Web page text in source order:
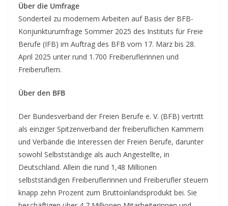
Über die Umfrage
Sonderteil zu modernem Arbeiten auf Basis der BFB-
Konjunkturumfrage Sommer 2025 des Instituts für Freie
Berufe (IFB) im Auftrag des BFB vom 17. März bis 28.
April 2025 unter rund 1.700 Freiberuflerinnen und
Freiberuflern.
Über den BFB
Der Bundesverband der Freien Berufe e. V. (BFB) vertritt
als einziger Spitzenverband der freiberuflichen Kammern
und Verbände die Interessen der Freien Berufe, darunter
sowohl Selbstständige als auch Angestellte, in
Deutschland. Allein die rund 1,48 Millionen
selbstständigen Freiberuflerinnen und Freiberufler steuern
knapp zehn Prozent zum Bruttoinlandsprodukt bei. Sie